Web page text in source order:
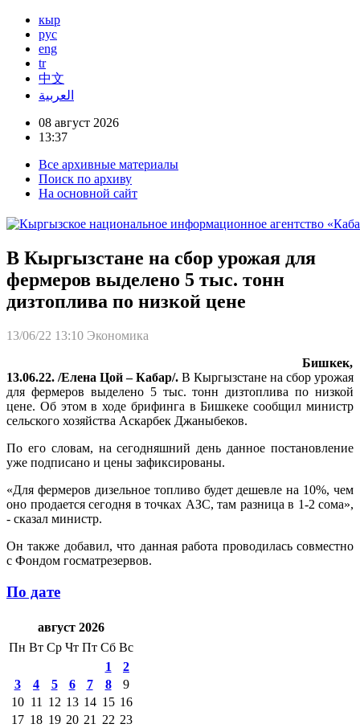
кыр
рус
eng
tr
中文
العربية
08 август 2026
13:37
Все архивные материалы
Поиск по архиву
На основной сайт
В Кыргызстане на сбор урожая для
фермеров выделено 5 тыс. тонн
дизтоплива по низкой цене
13/06/22 13:10 Экономика
Бишкек,
13.06.22. /Елена Цой – Кабар/. В Кыргызстане на сбор урожая
для фермеров выделено 5 тыс. тонн дизтоплива по низкой
цене. Об этом в ходе брифинга в Бишкеке сообщил министр
сельского хозяйства Аскарбек Джаныбеков.
По его словам, на сегодняшний день данное постановление
уже подписано и цены зафиксированы.
«Для фермеров дизельное топливо будет дешевле на 10%, чем
оно продается сегодня в точках АЗС, там разница в 1-2 сома»,
- сказал министр.
Он также добавил, что данная работа проводилась совместно
с Фондом госматрезервов.
По дате
август 2026
Пн Вт Ср Чт Пт Сб Вс
1
2
3
4 5 6 7 8
9
10 11 12 13 14 15 16
17 18 19 20 21 22 23